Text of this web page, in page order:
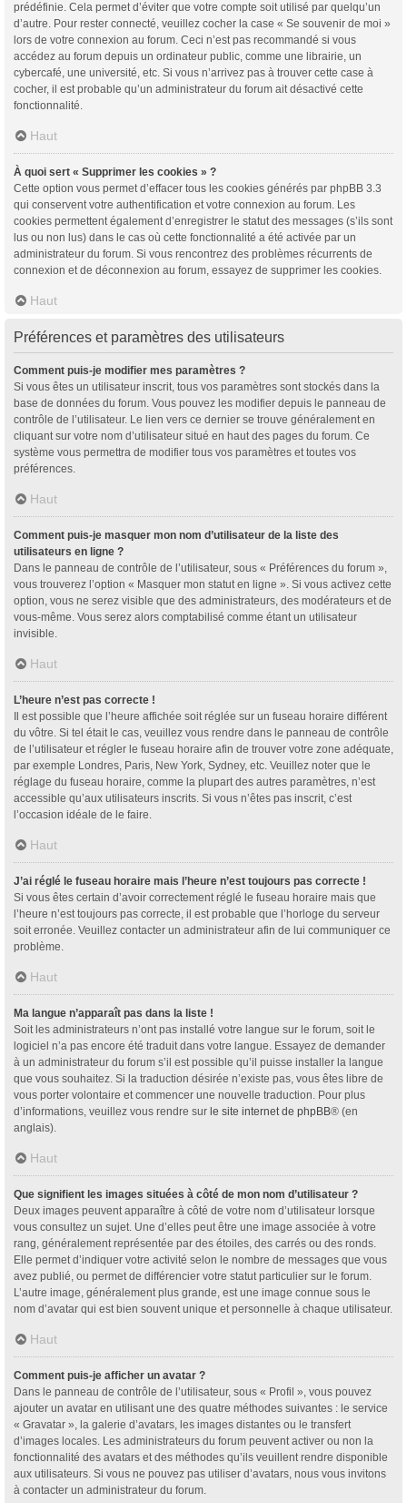
prédéfinie. Cela permet d’éviter que votre compte soit utilisé par quelqu’un
d’autre. Pour rester connecté, veuillez cocher la case « Se souvenir de moi »
lors de votre connexion au forum. Ceci n’est pas recommandé si vous
accédez au forum depuis un ordinateur public, comme une librairie, un
cybercafé, une université, etc. Si vous n’arrivez pas à trouver cette case à
cocher, il est probable qu’un administrateur du forum ait désactivé cette
fonctionnalité.
Haut
À quoi sert « Supprimer les cookies » ?
Cette option vous permet d’effacer tous les cookies générés par phpBB 3.3
qui conservent votre authentification et votre connexion au forum. Les
cookies permettent également d’enregistrer le statut des messages (s’ils sont
lus ou non lus) dans le cas où cette fonctionnalité a été activée par un
administrateur du forum. Si vous rencontrez des problèmes récurrents de
connexion et de déconnexion au forum, essayez de supprimer les cookies.
Haut
Préférences et paramètres des utilisateurs
Comment puis-je modifier mes paramètres ?
Si vous êtes un utilisateur inscrit, tous vos paramètres sont stockés dans la
base de données du forum. Vous pouvez les modifier depuis le panneau de
contrôle de l’utilisateur. Le lien vers ce dernier se trouve généralement en
cliquant sur votre nom d’utilisateur situé en haut des pages du forum. Ce
système vous permettra de modifier tous vos paramètres et toutes vos
préférences.
Haut
Comment puis-je masquer mon nom d’utilisateur de la liste des
utilisateurs en ligne ?
Dans le panneau de contrôle de l’utilisateur, sous « Préférences du forum »,
vous trouverez l’option « Masquer mon statut en ligne ». Si vous activez cette
option, vous ne serez visible que des administrateurs, des modérateurs et de
vous-même. Vous serez alors comptabilisé comme étant un utilisateur
invisible.
Haut
L’heure n’est pas correcte !
Il est possible que l’heure affichée soit réglée sur un fuseau horaire différent
du vôtre. Si tel était le cas, veuillez vous rendre dans le panneau de contrôle
de l’utilisateur et régler le fuseau horaire afin de trouver votre zone adéquate,
par exemple Londres, Paris, New York, Sydney, etc. Veuillez noter que le
réglage du fuseau horaire, comme la plupart des autres paramètres, n’est
accessible qu’aux utilisateurs inscrits. Si vous n’êtes pas inscrit, c’est
l’occasion idéale de le faire.
Haut
J’ai réglé le fuseau horaire mais l’heure n’est toujours pas correcte !
Si vous êtes certain d’avoir correctement réglé le fuseau horaire mais que
l’heure n’est toujours pas correcte, il est probable que l’horloge du serveur
soit erronée. Veuillez contacter un administrateur afin de lui communiquer ce
problème.
Haut
Ma langue n’apparaît pas dans la liste !
Soit les administrateurs n’ont pas installé votre langue sur le forum, soit le
logiciel n’a pas encore été traduit dans votre langue. Essayez de demander
à un administrateur du forum s’il est possible qu’il puisse installer la langue
que vous souhaitez. Si la traduction désirée n’existe pas, vous êtes libre de
vous porter volontaire et commencer une nouvelle traduction. Pour plus
d’informations, veuillez vous rendre sur le site internet de phpBB® (en
anglais).
Haut
Que signifient les images situées à côté de mon nom d’utilisateur ?
Deux images peuvent apparaître à côté de votre nom d’utilisateur lorsque
vous consultez un sujet. Une d’elles peut être une image associée à votre
rang, généralement représentée par des étoiles, des carrés ou des ronds.
Elle permet d’indiquer votre activité selon le nombre de messages que vous
avez publié, ou permet de différencier votre statut particulier sur le forum.
L’autre image, généralement plus grande, est une image connue sous le
nom d’avatar qui est bien souvent unique et personnelle à chaque utilisateur.
Haut
Comment puis-je afficher un avatar ?
Dans le panneau de contrôle de l’utilisateur, sous « Profil », vous pouvez
ajouter un avatar en utilisant une des quatre méthodes suivantes : le service
« Gravatar », la galerie d’avatars, les images distantes ou le transfert
d’images locales. Les administrateurs du forum peuvent activer ou non la
fonctionnalité des avatars et des méthodes qu’ils veuillent rendre disponible
aux utilisateurs. Si vous ne pouvez pas utiliser d’avatars, nous vous invitons
à contacter un administrateur du forum.